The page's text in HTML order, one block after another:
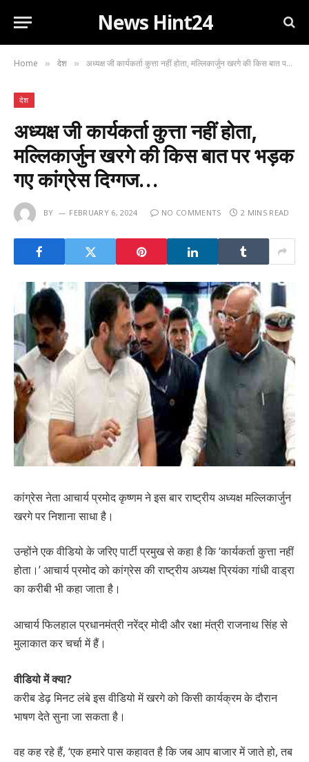
News Hint24
Home » देश » अध्यक्ष जी कार्यकर्ता कुत्ता नहीं होता, मल्लिकार्जुन खरगे की किस बात पर भड़क गए कांग्रेस दिग्गज…
देश
अध्यक्ष जी कार्यकर्ता कुत्ता नहीं होता,
मल्लिकार्जुन खरगे की किस बात पर भड़क
गए कांग्रेस दिग्गज…
BY FEBRUARY 6, 2024 NO COMMENTS 2 MINS READ
कांग्रेस नेता आचार्य प्रमोद कृष्णम ने इस बार राष्ट्रीय अध्यक्ष मल्लिकार्जुन
खरगे पर निशाना साधा है।
उन्होंने एक वीडियो के जरिए पार्टी प्रमुख से कहा है कि ‘कार्यकर्ता कुत्ता नहीं
होता।’ आचार्य प्रमोद को कांग्रेस की राष्ट्रीय अध्यक्ष प्रियंका गांधी वाड्रा
का करीबी भी कहा जाता है।
आचार्य फिलहाल प्रधानमंत्री नरेंद्र मोदी और रक्षा मंत्री राजनाथ सिंह से
मुलाकात कर चर्चा में हैं।
वीडियो में क्या?
करीब डेढ़ मिनट लंबे इस वीडियो में खरगे को किसी कार्यक्रम के दौरान
भाषण देते सुना जा सकता है।
वह कह रहे हैं, ‘एक हमारे पास कहावत है कि जब आप बाजार में जाते हो, तब